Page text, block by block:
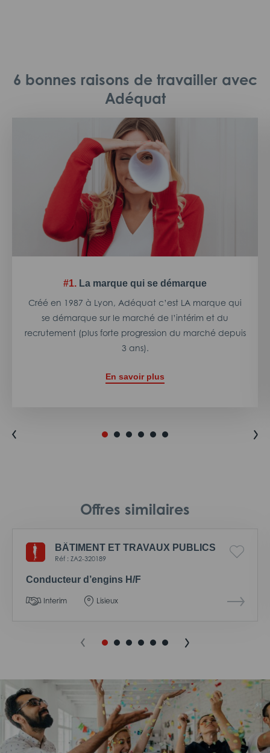
6 bonnes raisons de travailler avec
Adéquat
#1. La marque qui se démarque
Créé en 1987 à Lyon, Adéquat c’est LA marque qui
se démarque sur le marché de l’intérim et du
recrutement (plus forte progression du marché depuis
3 ans).
En savoir plus
Offres similaires
BÂTIMENT ET TRAVAUX PUBLICS
Réf : ZA2-320189
Conducteur d’engins H/F
Interim Lisieux